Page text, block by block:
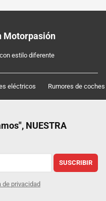
Motorpasión
estilo diferente
eléctricos Rumores de coches
NUESTRA
SUSCRIBIR
de privacidad